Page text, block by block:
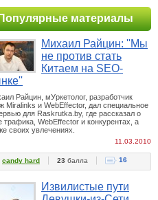
материалы
Михаил Райцин: ''Мы
не против стать
Китаем на SEO-
Райцин, мУркетолог, разработчик
Miralinks и WebEffector, дал специальное
для Raskrutka.by, где рассказал о
трафика, WebEffector и конкурентах, а
своих увлечениях.
11.03.2010
candy hard 23 балла 16
Извилистые пути